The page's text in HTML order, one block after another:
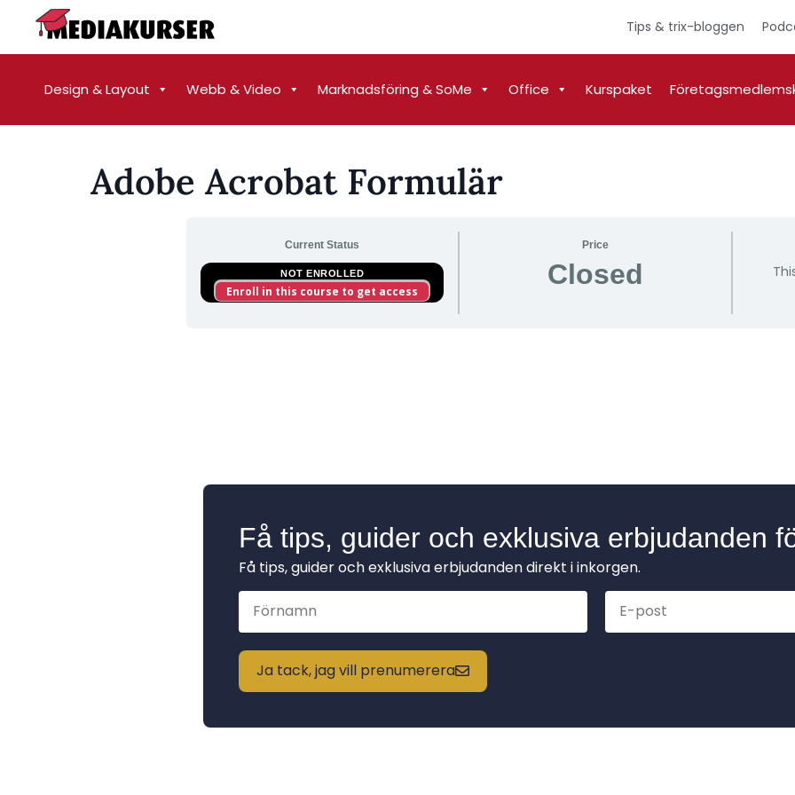
Tips & trix-bloggen
Design & Layout Webb & Video Marknadsföring & SoMe Office Kurspaket
Adobe Acrobat Formulär
Current Status
NOT ENROLLED
Enroll in this course to get access
Price
Closed
Få tips, guider och exklusiva erbjudanden
Få tips, guider och exklusiva erbjudanden direkt i inkorgen.
Ja tack, jag vill prenumerera